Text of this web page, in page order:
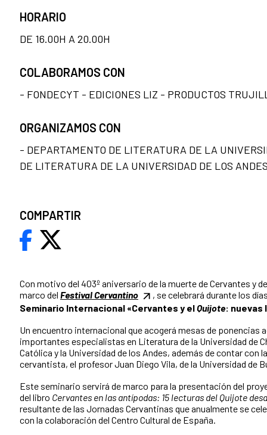
Con motivo del 403º aniversario de la muerte de Cervantes y
marco del Festival Cervantino
, se celebrará durante los
Seminario Internacional «Cervantes y elQuijote: nuevas
Un encuentro internacional que acogerá mesas de ponencias
importantes especialistas en Literatura de la Universidad de
Católica y la Universidad de los Andes, además de contar con
cervantista, el profesor Juan Diego Vila, de la Universidad de
Este seminario servirá de marco para la presentación del
del libro Cervantes en las antípodas: 15 lecturas del Quijote
resultante de las Jornadas Cervantinas que anualmente se
con la colaboración del Centro Cultural de España.
HORARIO
DE 16.00H A 20.00H
COLABORAMOS CON
- FONDECYT - EDICIONES LIZ - PRODUCTOS
ORGANIZAMOS CON
- DEPARTAMENTO DE LITERATURA DE LA
DE LITERATURA DE LA UNIVERSIDAD DE LOS
COMPARTIR